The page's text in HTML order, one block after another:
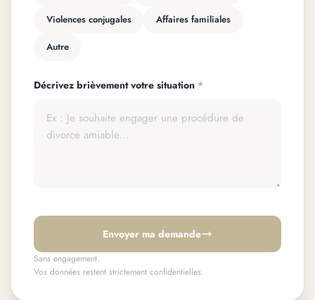
Violences conjugales Affaires familiales
Autre
Décrivez brièvement votre situation *
Envoyer ma demande
Sans engagement.
Vos données restent strictement confidentielles.